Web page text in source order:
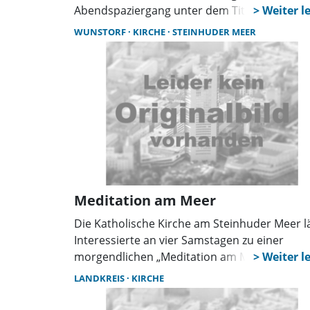
Abendspaziergang unter dem Titel „Wege mit
der Bibel“ ein. Dabei sollen Naturerlebnis,
persönliche Begegnungen und biblische
miteinander verbunden werden.
WUNSTORF KIRCHE STEINHUDER MEER
Meditation am Meer
Die Katholische Kirche am Steinhuder Meer
Interessierte an vier Samstagen zu einer
morgendlichen „Meditation am Meer“ ein. Sie
dauert etwa eine halbe Stunde und besteht
einem biblischen Impuls, einer Anleitung zur
Stille und einem einfachen Gebet. Die
LANDKREIS KIRCHE